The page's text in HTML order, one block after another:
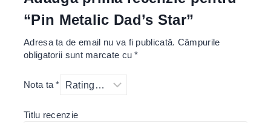
“Pin Metalic Dad’s Star”
Adresa ta de email nu va fi publicată. Câmpurile
obligatorii sunt marcate cu*
Nota ta*
Titlu recenzie